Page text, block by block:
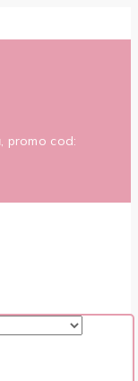
promo cod: